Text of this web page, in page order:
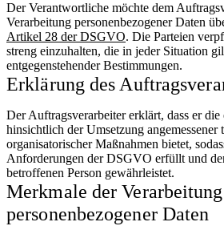
Der Verantwortliche möchte dem
Verarbeitung personenbezogener Daten
Artikel 28 der DSGVO. Die Parteien
streng einzuhalten, die in jeder Situation
entgegenstehender Bestimmungen.
Erklärung des
Der Auftragsverarbeiter erklärt, dass er
hinsichtlich der Umsetzung angemessener
organisatorischer Maßnahmen bietet,
Anforderungen der DSGVO erfüllt und
betroffenen Person gewährleistet.
Merkmale der Verarbeitung
personenbezogener Daten